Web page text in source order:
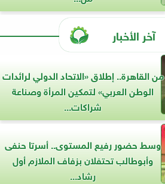
آخر الأخبار
من القاهرة.. إطلاق «الاتحاد الدولي لرائدات
الوطن العربي» لتمكين المرأة وصناعة
شراكات...
وسط حضور رفيع المستوى.. أسرتا حنفى
وأبوطالب تحتفلان بزفاف الملازم أول
رشاد...